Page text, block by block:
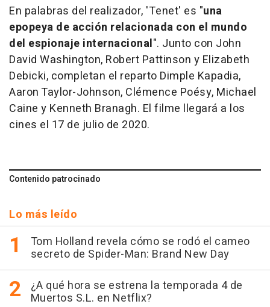
En palabras del realizador, 'Tenet' es "una
epopeya de acción relacionada con el mundo
del espionaje internacional". Junto con John
David Washington, Robert Pattinson y Elizabeth
Debicki, completan el reparto Dimple Kapadia,
Aaron Taylor-Johnson, Clémence Poésy, Michael
Caine y Kenneth Branagh. El filme llegará a los
cines el 17 de julio de 2020.
Contenido patrocinado
Lo más leído
Tom Holland revela cómo se rodó el cameo
secreto de Spider-Man: Brand New Day
¿A qué hora se estrena la temporada 4 de
Muertos S.L. en Netflix?